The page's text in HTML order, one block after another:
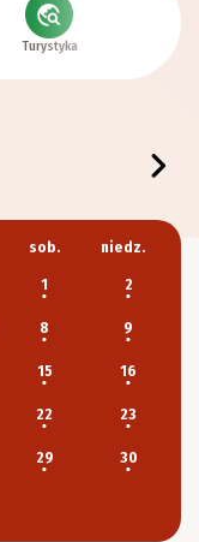
Turystyka
sob. niedz.
1 2
8 9
15 16
22 23
29 30